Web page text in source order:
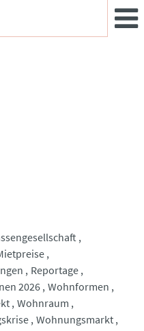
Reportage
2026 Wohnformen
Wohnraum
Wohnungsmarkt